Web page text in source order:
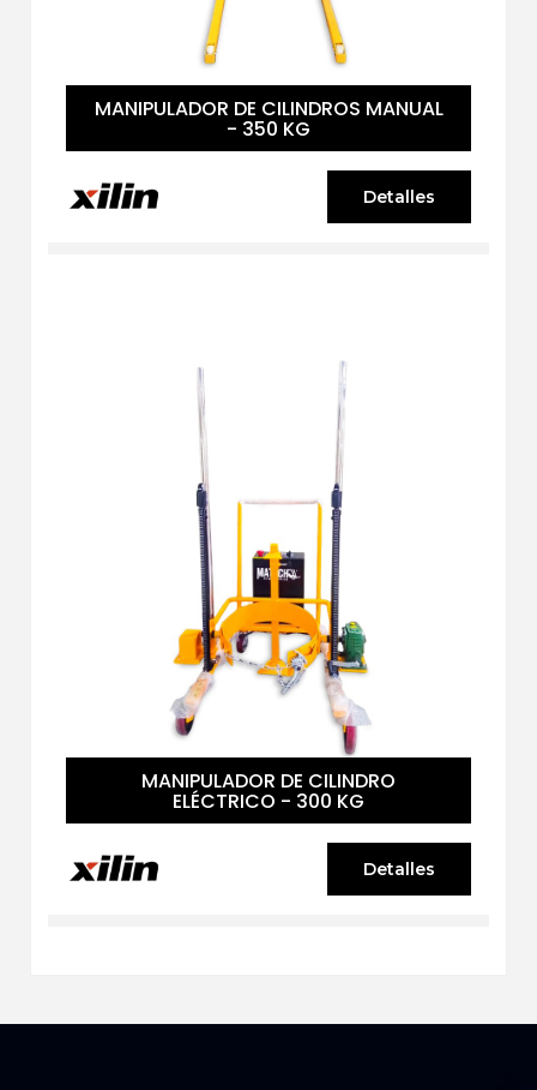
MANIPULADOR DE CILINDROS MANUAL
- 350 KG
Detalles
MANIPULADOR DE CILINDRO
ELÉCTRICO - 300 KG
Detalles